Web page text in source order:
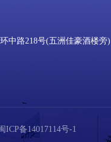
中路218号(五洲佳豪酒楼旁)
ICP备14017114号-1